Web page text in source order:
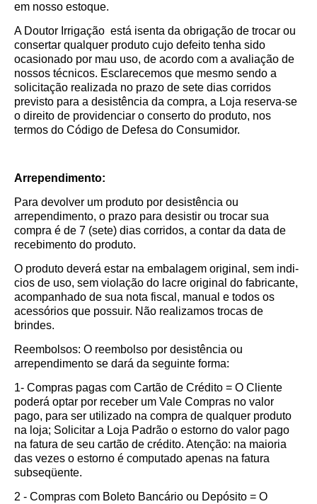
em nosso estoque.
A Doutor Irrigação está isenta da obrigação de trocar ou
consertar qualquer produto cujo defeito tenha sido
ocasionado por mau uso, de acordo com a avaliação de
nossos técnicos. Esclarecemos que mesmo sendo a
solicitação realizada no prazo de sete dias corridos
previsto para a desistência da compra, a Loja reserva-se
o direito de providenciar o conserto do produto, nos
termos do Código de Defesa do Consumidor.
Arrependimento:
Para devolver um produto por desistência ou
arrependimento, o prazo para desistir ou trocar sua
compra é de 7 (sete) dias corridos, a contar da data de
recebimento do produto.
O produto deverá estar na embalagem original, sem indi­
cios de uso, sem violação do lacre original do fabricante,
acompanhado de sua nota fiscal, manual e todos os
acessórios que possuir. Não realizamos trocas de
brindes.
Reembolsos: O reembolso por desistência ou
arrependimento se dará da seguinte forma:
1- Compras pagas com Cartão de Crédito = O Cliente
poderá optar por receber um Vale Compras no valor
pago, para ser utilizado na compra de qualquer produto
na loja; Solicitar a Loja Padrão o estorno do valor pago
na fatura de seu cartão de crédito. Atenção: na maioria
das vezes o estorno é computado apenas na fatura
subseqüente.
2 - Compras com Boleto Bancário ou Depósito = O